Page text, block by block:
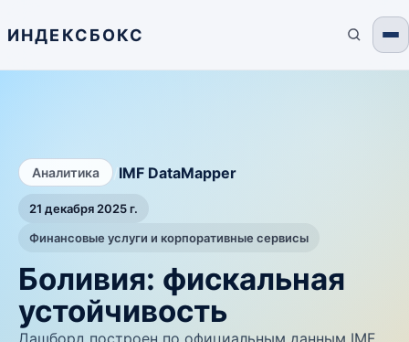
ИНДЕКСБОКС
Аналитика IMF DataMapper
21 декабря 2025 г.
Финансовые услуги и корпоративные сервисы
Боливия: фискальная
устойчивость
Дашборд построен по официальным данным IMF